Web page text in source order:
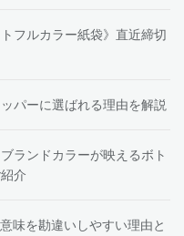
フルカラー紙袋》直近締切
パーに選ばれる理由を解説
ランドカラーが映えるボト
介
味を勘違いしやすい理由と